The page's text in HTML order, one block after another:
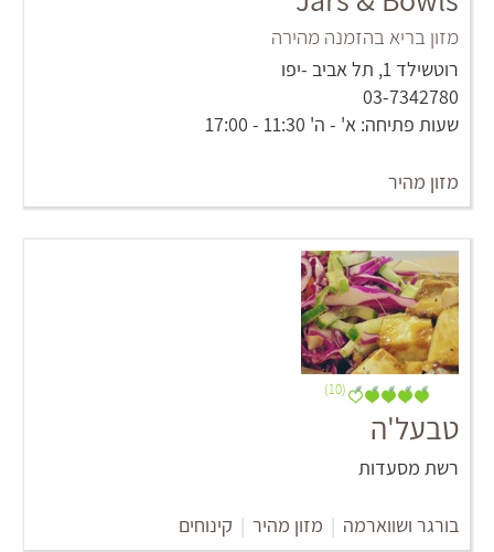
מזון בריא בהזמנה מהירה
רוטשילד 1, תל אביב -יפו
03-7342780
שעות פתיחה: א' - ה' 11:30 - 17:00
מזון מהיר
(10)
טבעל'ה
רשת מסעדות
בורגר ושווארמה | מזון מהיר | קינוחים